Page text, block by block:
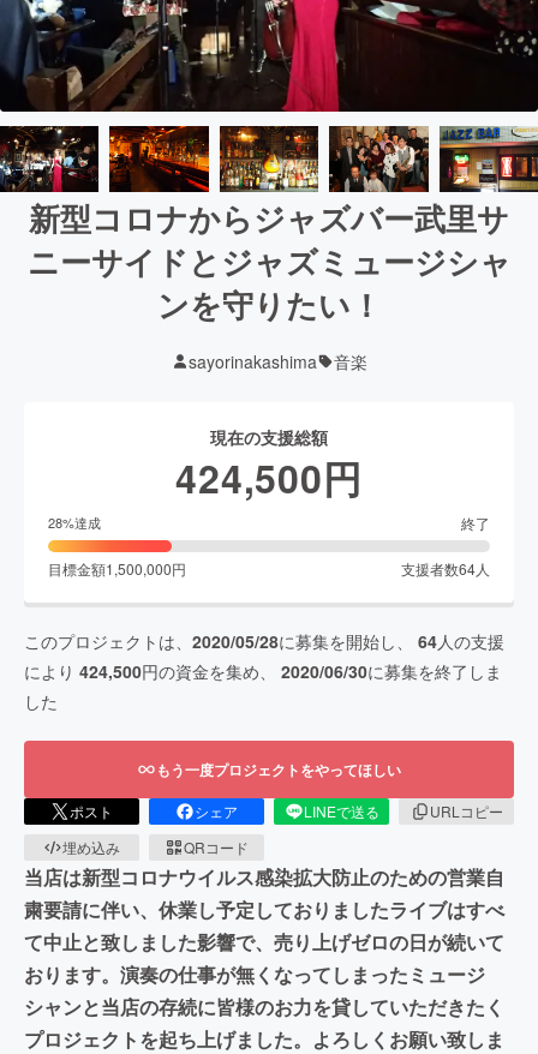
新型コロナからジャズバー武里サ
ニーサイドとジャズミュージシャ
ンを守りたい！
sayorinakashima 音楽
現在の支援総額
424,500円
28%達成 終了
目標金額1,500,000円 支援者数64人
このプロジェクトは、 2020/05/28に募集を開始し、 64人の支援
により 424,500円の資金を集め、 2020/06/30に募集を終了しま
した
もう一度プロジェクトをやってほしい
ポスト シェア LINEで送る
URLコピー
埋め込み
QRコード
当店は新型コロナウイルス感染拡大防止のための営業自
粛要請に伴い、休業し予定しておりましたライブはすべ
て中止と致しました影響で、売り上げゼロの日が続いて
おります。演奏の仕事が無くなってしまったミュージ
シャンと当店の存続に皆様のお力を貸していただきたく
プロジェクトを起ち上げました。よろしくお願い致しま